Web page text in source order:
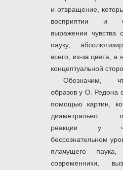
и отвращение,
восприятии и
выражении чувства
пауку,
всего, из-за цвета,
концептуальной
Обозначим,
образов у О. Редона
помощью картин,
диаметрально
реакции у
бессознательном
плачущего
современники,